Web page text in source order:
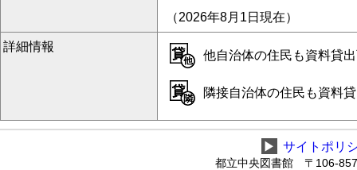
（2026年8月1日現在）
詳細情報
他自治体の住民も資料貸
隣接自治体の住民も資料
▶ サイトポリ
都立中央図書館 〒106-